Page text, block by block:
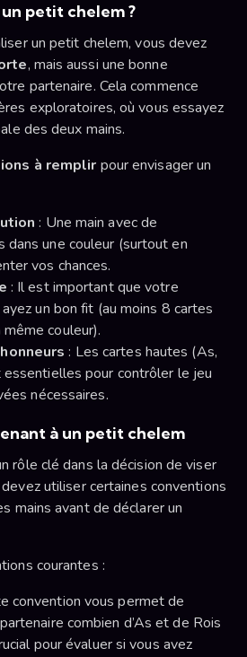
petit chelem ?
un petit chelem, vous devez
, mais aussi une bonne
partenaire. Cela commence
exploratoires, où vous essayez
des deux mains.
à remplir pour envisager un
: Une main avec de
dans une couleur (surtout en
vos chances.
: Il est important que votre
un bon fit (au moins 8 cartes
couleur).
: Les cartes hautes (As,
essentielles pour contrôler le jeu
nécessaires.
à un petit chelem
rôle clé dans la décision de viser
utiliser certaines conventions
mains avant de déclarer un
courantes :
convention vous permet de
combien d’As et de Rois
pour évaluer si vous avez